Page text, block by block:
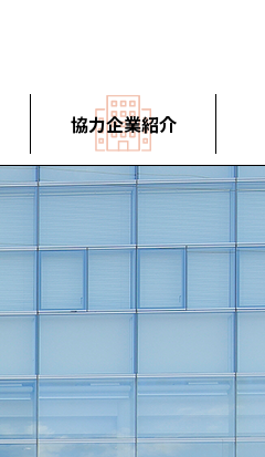
協力企業紹介